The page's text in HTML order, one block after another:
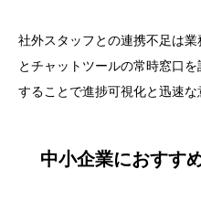
社外スタッフとの連携不足は
とチャットツールの常時窓口
することで進捗可視化と迅速な
中小企業におすす